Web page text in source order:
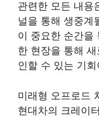
관련한 모든 내용
널을 통해 생중계
이 중요한 순간을
한 현장을 통해
인할 수 있는 기
미래형 오프로드
현대차의 크레이